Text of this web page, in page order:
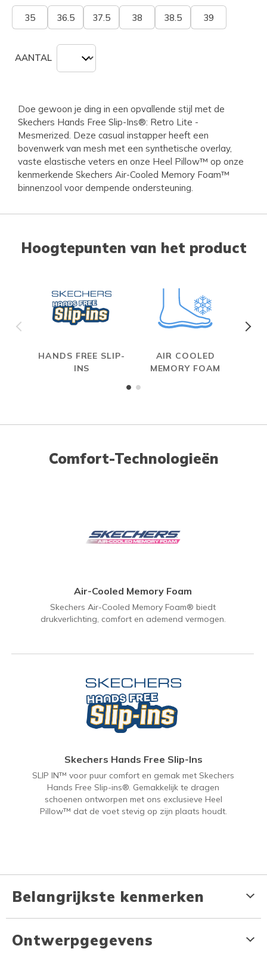
35 36.5 37.5 38 38.5 39
AANTAL
Doe gewoon je ding in een opvallende stijl met de
Skechers Hands Free Slip-Ins®: Retro Lite -
Mesmerized. Deze casual instapper heeft een
bovenwerk van mesh met een synthetische overlay,
vaste elastische veters en onze Heel Pillow™ op onze
kenmerkende Skechers Air-Cooled Memory Foam™
binnenzool voor dempende ondersteuning.
Hoogtepunten van het product
HANDS FREE SLIP-
INS
AIR COOLED
MEMORY FOAM
Comfort-Technologieën
Air-Cooled Memory Foam
Skechers Air-Cooled Memory Foam® biedt
drukverlichting, comfort en ademend vermogen.
Skechers Hands Free Slip-Ins
SLIP IN™ voor puur comfort en gemak met Skechers
Hands Free Slip-ins®. Gemakkelijk te dragen
schoenen ontworpen met ons exclusieve Heel
Pillow™ dat de voet stevig op zijn plaats houdt.
Belangrijkste kenmerken
Ontwerpgegevens